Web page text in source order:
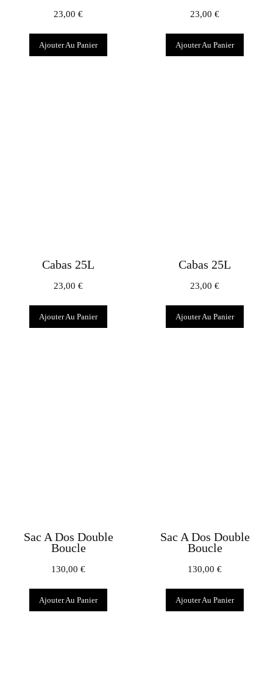
23,00 €
Ajouter Au Panier
23,00 €
Ajouter Au Panier
Cabas 25L
23,00 €
Ajouter Au Panier
Cabas 25L
23,00 €
Ajouter Au Panier
Sac A Dos Double
Boucle
130,00 €
Ajouter Au Panier
Sac A Dos Double
Boucle
130,00 €
Ajouter Au Panier